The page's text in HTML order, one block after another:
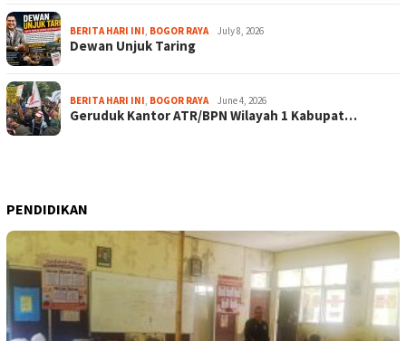
BERITA HARI INI, BOGOR RAYA July 8, 2026
Dewan Unjuk Taring
BERITA HARI INI, BOGOR RAYA June 4, 2026
Geruduk Kantor ATR/BPN Wilayah 1 Kabupat…
PENDIDIKAN